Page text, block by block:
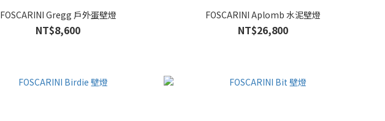
FOSCARINI Gregg 戶外蛋壁燈
NT$8,600
FOSCARINI Aplomb 水泥壁燈
NT$26,800